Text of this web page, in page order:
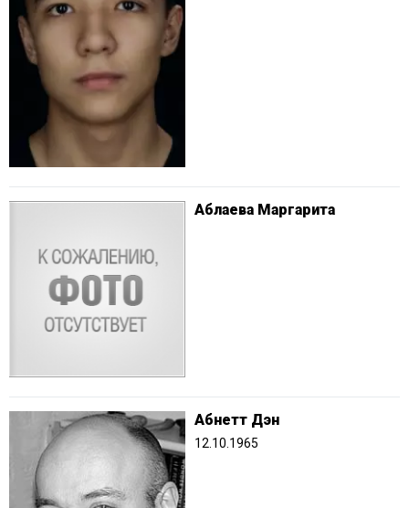
Аблаева Маргарита
Абнетт Дэн
12.10.1965